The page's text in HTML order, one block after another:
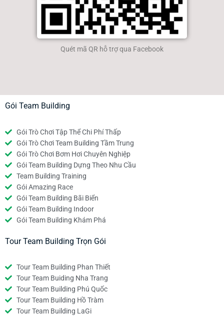
Quét mã QR hỗ trợ qua Facebook
Gói Team Building
Gói Trò Chơi Tập Thể Chi Phí Thấp
Gói Trò Chơi Team Building Tầm Trung
Gói Trò Chơi Bơm Hơi Chuyên Nghiệp
Gói Team Building Dựng Theo Nhu Cầu
Team Building Training
Gói Amazing Race
Gói Team Building Bãi Biển
Gói Team Building Indoor
Gói Team Building Khám Phá
Tour Team Building Trọn Gói
Tour Team Building Phan Thiết
Tour Team Buiding Nha Trang
Tour Team Building Phú Quốc
Tour Team Building Hồ Tràm
Tour Team Building LaGi